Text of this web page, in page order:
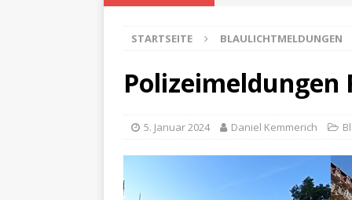
[ 17. März 2024 ]
[ 17. März 2024 ]
[ 17. März 2024 ]
[ 29. Februar 2024 ]
[ 6. Februar 2024 ]
STARTSEITE BLAULICHTMELDUNGEN
Polizeimeldungen
5. Januar 2024 Daniel Kemmerich